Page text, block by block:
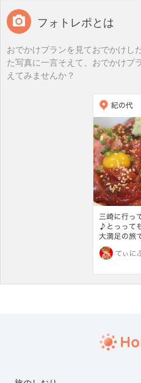
フォトレポとは
おでかけプランを見ておでかけし
た写真に一言そえて、おでかけプ
えてみませんか？